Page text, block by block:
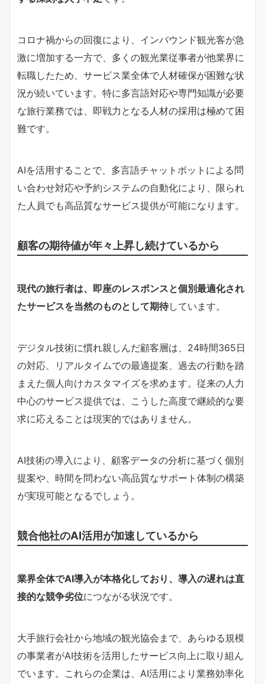
コロナ禍からの回復により、インバウンド観光客が急
激に増加する一方で、多くの観光業従事者が他業界に
転職したため、サービス業全体で人材確保が困難な状
況が続いています。特に多言語対応や専門知識が必要
な旅行業務では、即戦力となる人材の採用は極めて困
難です。
AIを活用することで、多言語チャットボットによる問
い合わせ対応や予約システムの自動化により、限られ
た人員でも高品質なサービス提供が可能になります。
顧客の期待値が年々上昇し続けているから
現代の旅行者は、即座のレスポンスと個別最適化され
たサービスを当然のものとして期待しています。
デジタル技術に慣れ親しんだ顧客層は、24時間365日
の対応、リアルタイムでの最適提案、過去の行動を踏
まえた個人向けカスタマイズを求めます。従来の人力
中心のサービス提供では、こうした高度で継続的な要
求に応えることは現実的ではありません。
AI技術の導入により、顧客データの分析に基づく個別
提案や、時間を問わない高品質なサポート体制の構築
が実現可能となるでしょう。
競合他社のAI活用が加速しているから
業界全体でAI導入が本格化しており、導入の遅れは直
接的な競争劣位につながる状況です。
大手旅行会社から地域の観光協会まで、あらゆる規模
の事業者がAI技術を活用したサービス向上に取り組ん
でいます。これらの企業は、AI活用により業務効率化